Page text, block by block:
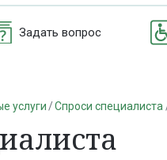
Задать вопрос
услуги Спроси специалиста